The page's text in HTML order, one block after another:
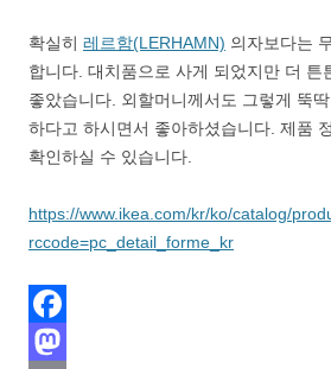
확실히 레르함(LERHAMN) 의자보다는
합니다. 대치품으로 사게 되었지만 더 튼
좋았습니다. 외할머니께서도 그렇게 뚝
하다고 하시면서 좋아하셨습니다. 제품
확인하실 수 있습니다.
https://www.ikea.com/kr/ko/catalog/
rccode=pc_detail_forme_kr
F